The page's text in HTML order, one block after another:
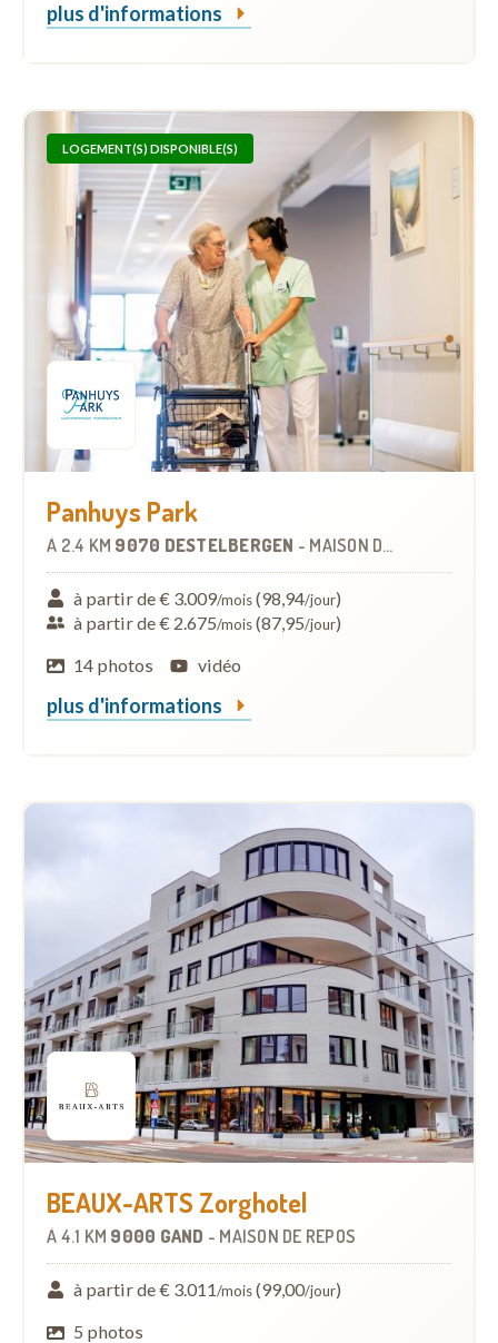
plus d'informations
LOGEMENT(S) DISPONIBLE(S)
Panhuys Park
À 2.4 KM 9070 DESTELBERGEN - MAISON DE REPOS
à partir de € 3.009/mois(98,94/jour)
à partir de € 2.675/mois(87,95/jour)
14 photos
vidéo
plus d'informations
BEAUX-ARTS Zorghotel
À 4.1 KM 9000 GAND - MAISON DE REPOS
à partir de € 3.011/mois(99,00/jour)
5 photos